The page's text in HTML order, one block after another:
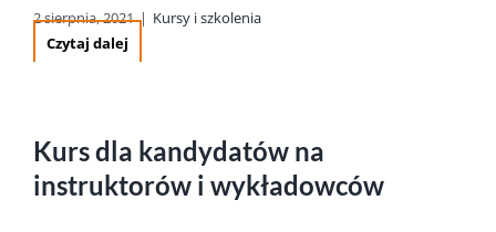
2 sierpnia, 2021 | Kursy i szkolenia
Czytaj dalej
Kurs dla kandydatów na
instruktorów i wykładowców